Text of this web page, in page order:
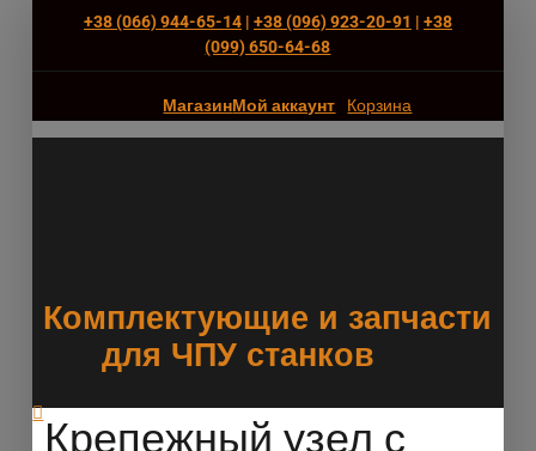
+38 (066) 944-65-14| +38 (096) 923-20-91 | +38
(‎099) 650-64-68
МагазинМой аккаунт Корзина
Комплектующие и запчасти
для ЧПУ станков
Крепежный узел с